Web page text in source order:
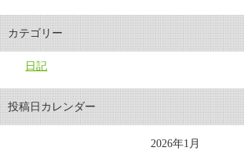
カテゴリー
日記
投稿日カレンダー
2026年1月